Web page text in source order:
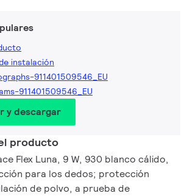
instalación
911401509546_EU
911401509546_EU
y descargar
producto
Flex Luna, 9 W, 930 blanco cálido,
para los dedos; protección
de polvo, a prueba de